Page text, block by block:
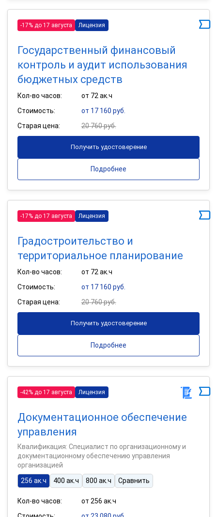
-17% до 17 августа Лицензия
Государственный финансовый
контроль и аудит использования
бюджетных средств
Кол-во часов:
от 72 ак.ч
Стоимость:
от 17 160 руб.
Старая цена:
20 760 руб.
Получить удостоверение
Подробнее
-17% до 17 августа Лицензия
Градостроительство и
территориальное планирование
Кол-во часов:
от 72 ак.ч
Стоимость:
от 17 160 руб.
Старая цена:
20 760 руб.
Получить удостоверение
Подробнее
-42% до 17 августа Лицензия
Документационное обеспечение
управления
Квалификация: Специалист по организационному и
документационному обеспечению управления
организацией
256 ак.ч
400 ак.ч 800 ак.ч Сравнить
Кол-во часов:
от 256 ак.ч